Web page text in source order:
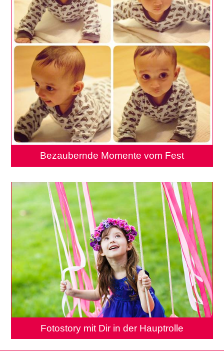
Bezaubernde Momente vom Fest
Fotostory mit Dir in der Hauptrolle